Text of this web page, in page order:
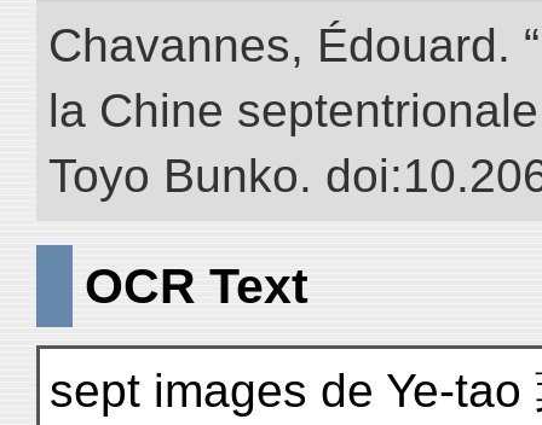
Chavannes, Édouard.
la Chine
Toyo Bunko.
OCR Text
sept images de Ye-